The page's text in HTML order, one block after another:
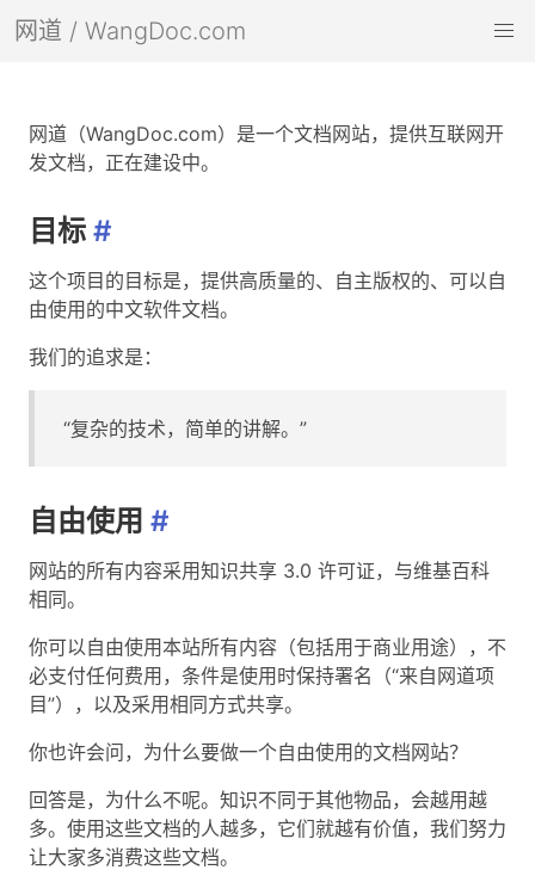
网道 / WangDoc.com
网道（WangDoc.com）是一个文档网站，提供互联网开
发文档，正在建设中。
目标 #
这个项目的目标是，提供高质量的、自主版权的、可以自
由使用的中文软件文档。
我们的追求是：
“复杂的技术，简单的讲解。”
自由使用 #
网站的所有内容采用知识共享 3.0 许可证，与维基百科
相同。
你可以自由使用本站所有内容（包括用于商业用途），不
必支付任何费用，条件是使用时保持署名（“来自网道项
目”），以及采用相同方式共享。
你也许会问，为什么要做一个自由使用的文档网站？
回答是，为什么不呢。知识不同于其他物品，会越用越
多。使用这些文档的人越多，它们就越有价值，我们努力
让大家多消费这些文档。